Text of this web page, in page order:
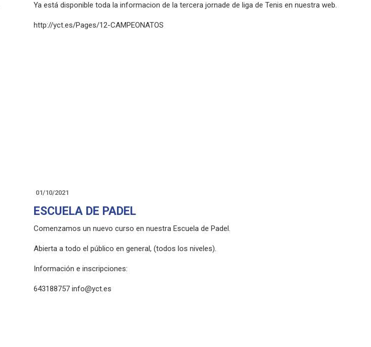
Ya está disponible toda la informacion de la tercera jornade de liga de Tenis en nuestra web.
http://yct.es/Pages/12-CAMPEONATOS
01/10/2021
ESCUELA DE PADEL
Comenzamos un nuevo curso en nuestra Escuela de Padel.
Abierta a todo el público en general, (todos los niveles).
Información e inscripciones:
643188757 info@yct.es